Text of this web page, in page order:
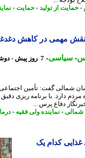
از تولید-حمایت-نماینده
مهمی در کاهش دغدغه
سیاسی-
شمالی گفت: تأمین اجتماعی
دارد. با برنامه ریزی دقیق و
دفاع پرس ...
-نماینده ولی فقیه -درمان -
کدام یک